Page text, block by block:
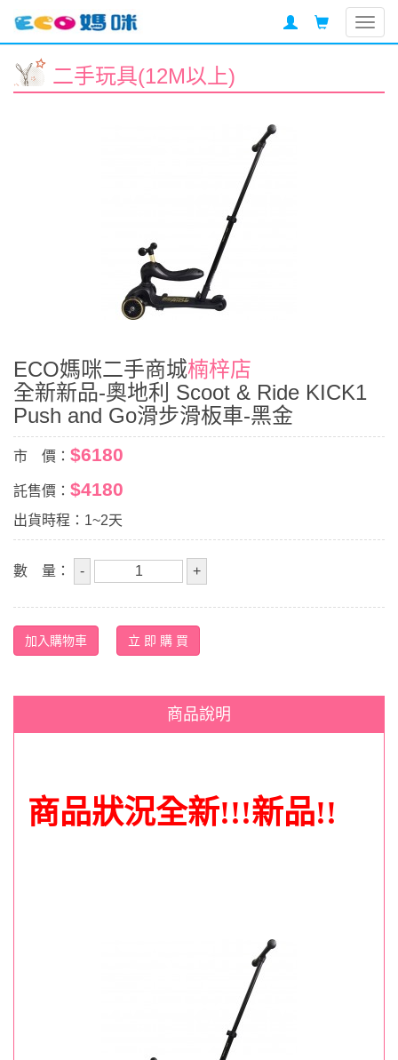
二手玩具(12M以上)
ECO媽咪二手商城楠梓店
全新新品-奧地利 Scoot & Ride KICK1
Push and Go滑步滑板車-黑金
市 價： $6180
託售價： $4180
出貨時程：1~2天
數 量：
商品說明
商品狀況全新!!!新品!!